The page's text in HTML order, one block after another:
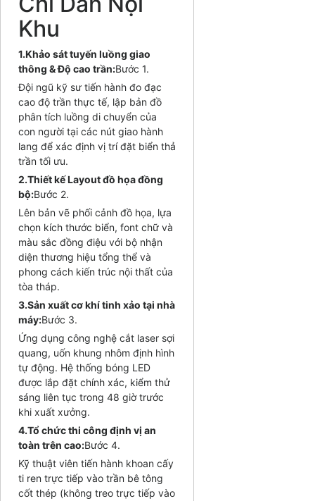
Khu
1.Khảo sát tuyến luồng giao
thông & Độ cao trần:Bước 1.
Đội ngũ kỹ sư tiến hành đo đạc
cao độ trần thực tế, lập bản đồ
phân tích luồng di chuyển của
con người tại các nút giao hành
lang để xác định vị trí đặt biển thả
trần tối ưu.
2.Thiết kế Layout đồ họa đồng
bộ:Bước 2.
Lên bản vẽ phối cảnh đồ họa, lựa
chọn kích thước biển, font chữ và
màu sắc đồng điệu với bộ nhận
diện thương hiệu tổng thể và
phong cách kiến trúc nội thất của
tòa tháp.
3.Sản xuất cơ khí tinh xảo tại nhà
máy:Bước 3.
Ứng dụng công nghệ cắt laser sợi
quang, uốn khung nhôm định hình
tự động. Hệ thống bóng LED
được lắp đặt chính xác, kiểm thử
sáng liên tục trong 48 giờ trước
khi xuất xưởng.
4.Tổ chức thi công định vị an
toàn trên cao:Bước 4.
Kỹ thuật viên tiến hành khoan cấy
ti ren trực tiếp vào trần bê tông
cốt thép (không treo trực tiếp vào